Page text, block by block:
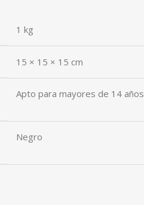
1 kg
15 × 15 × 15 cm
Apto para mayores de 14 años
Negro